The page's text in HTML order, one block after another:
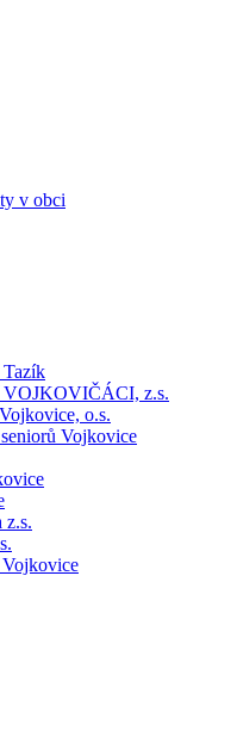
v obci
Tazík
VOJKOVIČÁCI, z.s.
o.s.
Vojkovice
z.s.